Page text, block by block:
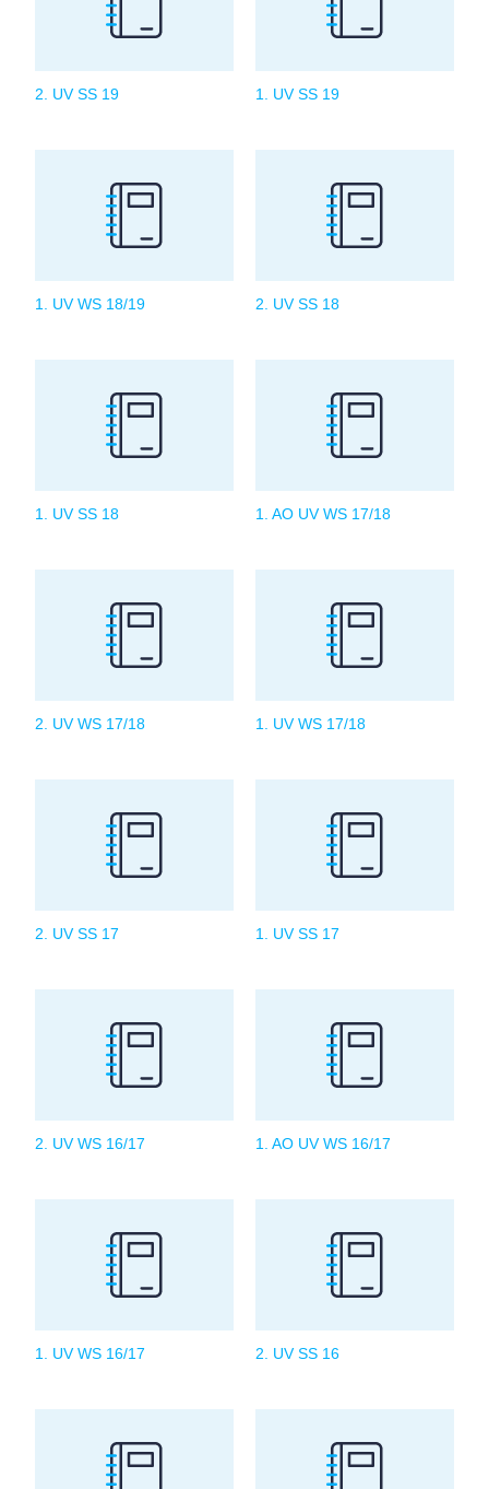
2. UV SS 19 1. UV SS 19
1. UV WS 18/19 2. UV SS 18
1. UV SS 18 1. AO UV WS 17/18
2. UV WS 17/18 1. UV WS 17/18
2. UV SS 17 1. UV SS 17
2. UV WS 16/17 1. AO UV WS 16/17
1. UV WS 16/17 2. UV SS 16